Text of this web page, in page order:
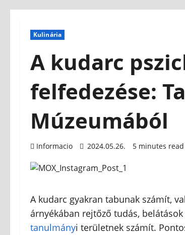
Kulinária
A kudarc
felfedezése:
Múzeumából
Informacio 2024.05.26. 5 minutes read
A kudarc gyakran tabunak számít,
árnyékában rejtőző tudás,
tanulmányi területnek számít.